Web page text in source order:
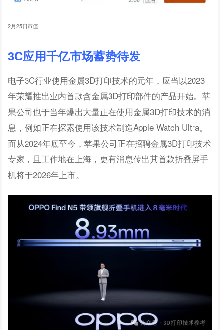
2月25日市值
3C应用千亿市场蓄势待发
电子3C行业使用金属3D打印技术的元年，应当以2023
年荣耀推出业内首款含金属3D打印部件的产品开始。苹
果公司也于当年爆出大量正在使用金属3D打印技术的消
息，例如正在探索使用该技术制造Apple Watch Ultra。
而从2024年底至今，苹果公司正在招聘金属3D打印技术
专家，且工作地在上海，更有消息传出其首款折叠屏手
机将于2026年上市。